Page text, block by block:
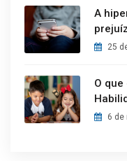
A
25
O
6 de